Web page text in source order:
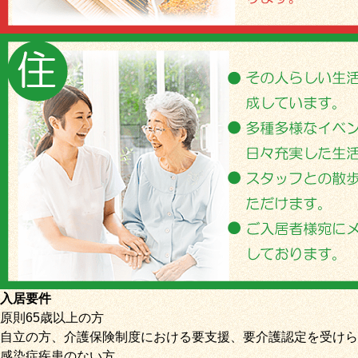
入居要件
原則65歳以上の方
自立の方、介護保険制度における要支援、要介護認定を受け